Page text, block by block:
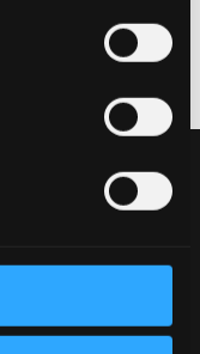
Vereinbaren Sie einen